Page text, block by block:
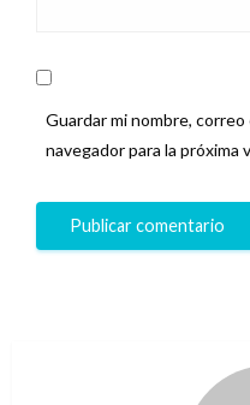
Guardar mi nombre,
navegador para la próxima